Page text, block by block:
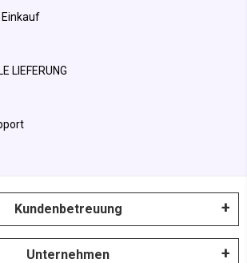
LIEFERUNG
Kundenbetreuung
Unternehmen